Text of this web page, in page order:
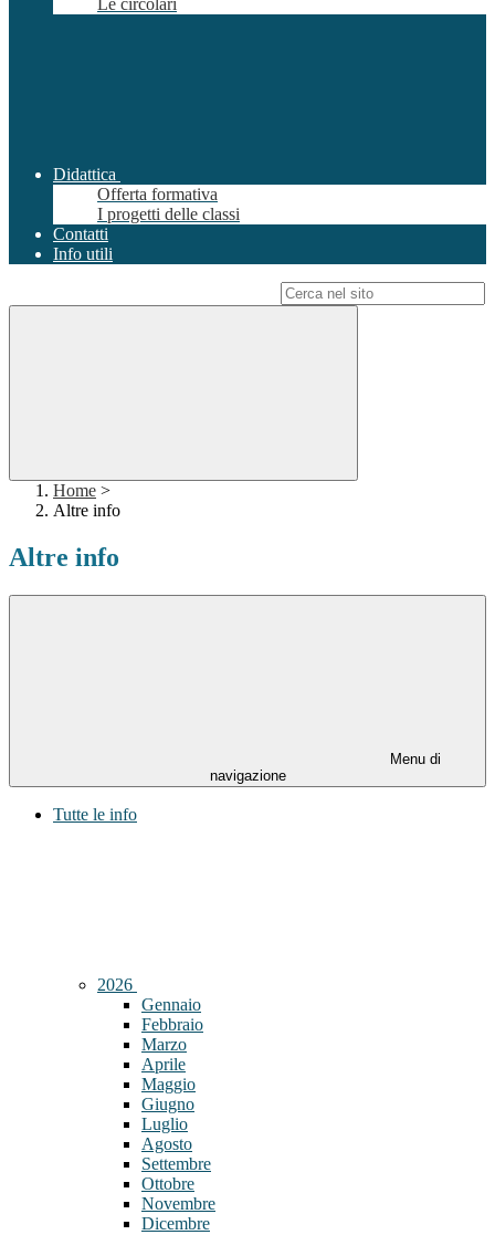
Le circolari
Didattica
Offerta formativa
I progetti delle classi
Contatti
Info utili
Home >
Altre info
Altre info
Menu di
navigazione
Tutte le info
2026
Gennaio
Febbraio
Marzo
Aprile
Maggio
Giugno
Luglio
Agosto
Settembre
Ottobre
Novembre
Dicembre